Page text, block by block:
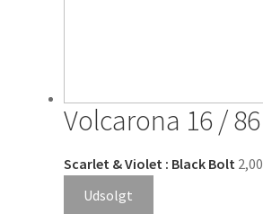
Volcarona 16 / 86
Scarlet & Violet : Black Bolt 2,00
Udsolgt